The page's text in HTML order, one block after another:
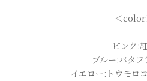
＜color
ピンク:
ブルー:バタフ
イエロー:トウモロ